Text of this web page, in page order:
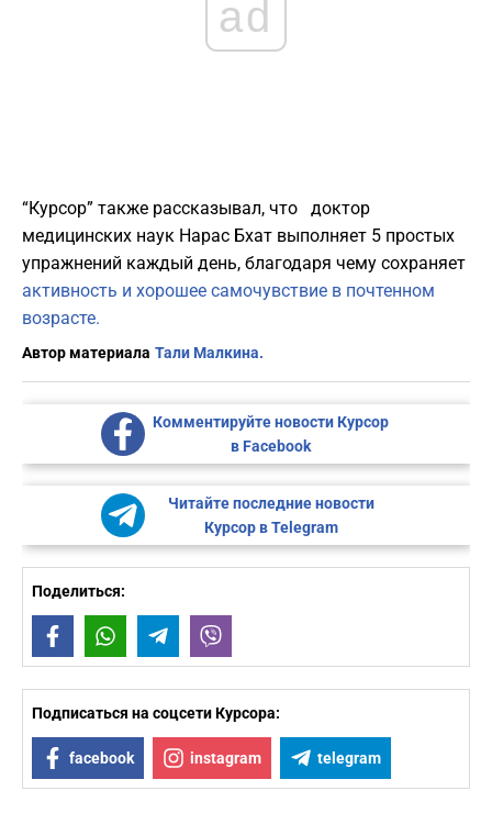
ad
“Курсор” также рассказывал, что доктор
медицинских наук Нарас Бхат выполняет 5 простых
упражнений каждый день, благодаря чему сохраняет
активность и хорошее самочувствие в почтенном
возрасте.
Автор материала Тали Малкина.
Комментируйте новости Курсор
в Facebook
Читайте последние новости
Курсор в Telegram
Поделиться:
FacebookWhatsAppTelegram
Подписаться на соцсети Курсора:
facebook instagram telegram